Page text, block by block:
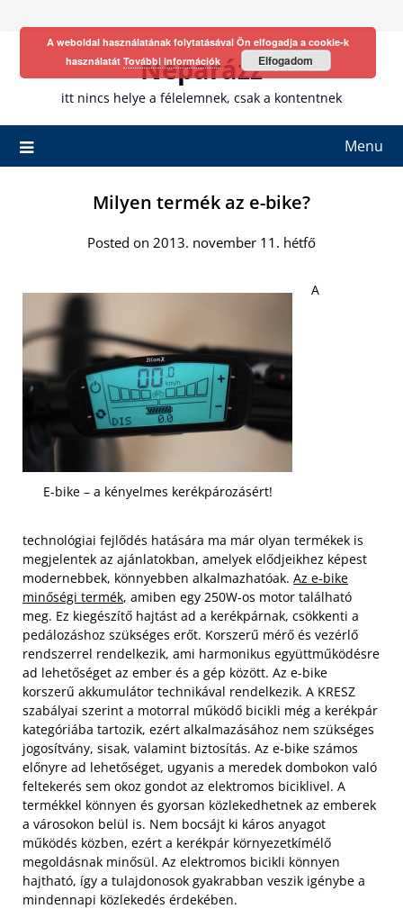
Neparázz
itt nincs helye a félelemnek, csak a kontentnek
Menu
Milyen termék az e-bike?
Posted on 2013. november 11. hétfő
E-bike – a kényelmes kerékpározásért!
A
technológiai fejlődés hatására ma már olyan termékek is
megjelentek az ajánlatokban, amelyek elődjeikhez képest
modernebbek, könnyebben alkalmazhatóak. Az e-bike
minőségi termék, amiben egy 250W-os motor található
meg. Ez kiegészítő hajtást ad a kerékpárnak, csökkenti a
pedálozáshoz szükséges erőt. Korszerű mérő és vezérlő
rendszerrel rendelkezik, ami harmonikus együttműködésre
ad lehetőséget az ember és a gép között. Az e-bike
korszerű akkumulátor technikával rendelkezik. A KRESZ
szabályai szerint a motorral működő bicikli még a kerékpár
kategóriába tartozik, ezért alkalmazásához nem szükséges
jogosítvány, sisak, valamint biztosítás. Az e-bike számos
előnyre ad lehetőséget, ugyanis a meredek dombokon való
feltekerés sem okoz gondot az elektromos biciklivel. A
termékkel könnyen és gyorsan közlekedhetnek az emberek
a városokon belül is. Nem bocsájt ki káros anyagot
működés közben, ezért a kerékpár környezetkímélő
megoldásnak minősül. Az elektromos bicikli könnyen
hajtható, így a tulajdonosok gyakrabban veszik igénybe a
mindennapi közlekedés érdekében.
A weboldal használatának folytatásával Ön elfogadja a cookie-k
használatát További információk Elfogadom